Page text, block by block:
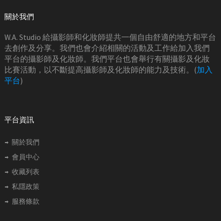
關於我們
W.A. Studio 給攝影師和化妝師提共一個自由舒適的地方和平台
去創作及分享。我們也會介紹相關的活動及工作給加入我們
平台的攝影師及化妝師。我們平台也會舉行有關攝影及化妝
比賽活動，以不斷提高攝影師及化妝師的能力及技術。(加入
平台)
平台資訊
關於我們
會員中心
收藏列表
私隱政策
服務條款